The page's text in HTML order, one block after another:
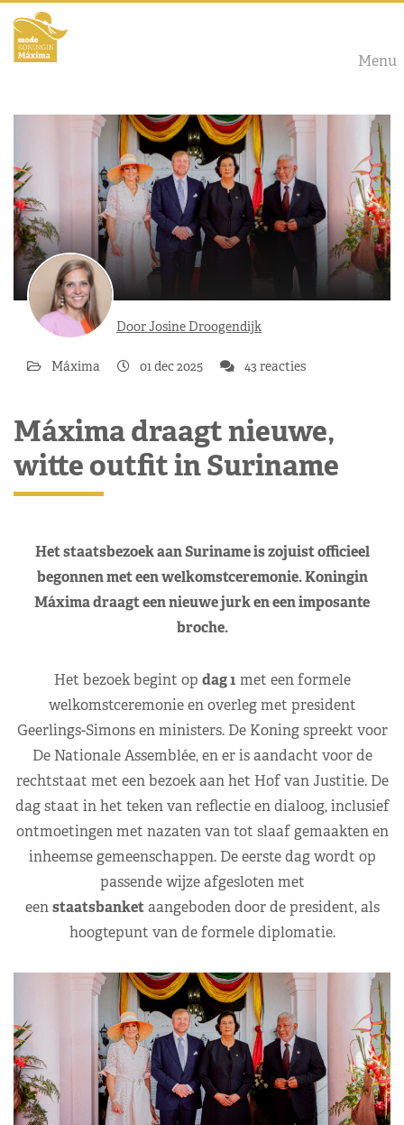
Menu
Door Josine Droogendijk
Máxima 01 dec 2025 43 reacties
Máxima draagt nieuwe,
witte outfit in Suriname
Het staatsbezoek aan Suriname is zojuist officieel
begonnen met een welkomstceremonie. Koningin
Máxima draagt een nieuwe jurk en een imposante
broche.
Het bezoek begint op dag 1met een formele
welkomstceremonie en overleg met president
Geerlings-Simons en ministers. De Koning spreekt voor
De Nationale Assemblée, en er is aandacht voor de
rechtstaat met een bezoek aan het Hof van Justitie. De
dag staat in het teken van reflectie en dialoog, inclusief
ontmoetingen met nazaten van tot slaaf gemaakten en
inheemse gemeenschappen. De eerste dag wordt op
passende wijze afgesloten met
eenstaatsbanketaangeboden door de president, als
hoogtepunt van de formele diplomatie.